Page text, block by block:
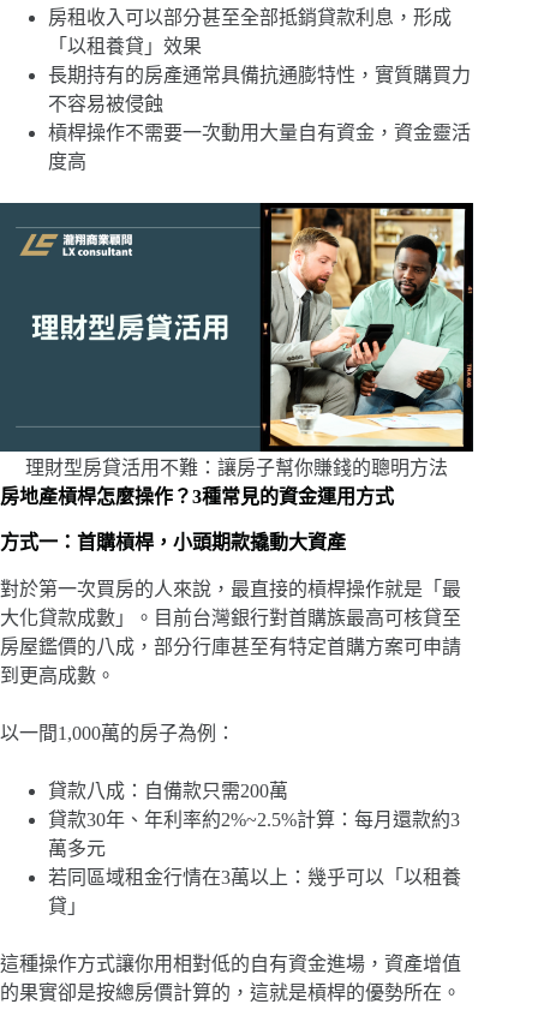
房租收入可以部分甚至全部抵銷貸款利息，形成
「以租養貸」效果
長期持有的房產通常具備抗通膨特性，實質購買力
不容易被侵蝕
槓桿操作不需要一次動用大量自有資金，資金靈活
度高
理財型房貸活用不難：讓房子幫你賺錢的聰明方法
房地產槓桿怎麼操作？3種常見的資金運用方式
方式一：首購槓桿，小頭期款撬動大資產
對於第一次買房的人來說，最直接的槓桿操作就是「最
大化貸款成數」。目前台灣銀行對首購族最高可核貸至
房屋鑑價的八成，部分行庫甚至有特定首購方案可申請
到更高成數。
以一間1,000萬的房子為例：
貸款八成：自備款只需200萬
貸款30年、年利率約2%~2.5%計算：每月還款約3
萬多元
若同區域租金行情在3萬以上：幾乎可以「以租養
貸」
這種操作方式讓你用相對低的自有資金進場，資產增值
的果實卻是按總房價計算的，這就是槓桿的優勢所在。